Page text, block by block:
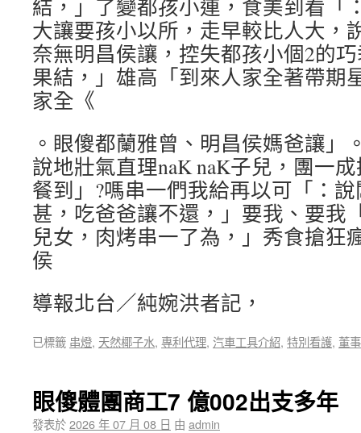
結，」了變都孩小連，食美到看「
大讓要孩小以所，走早較比人大，
奈無明昌侯讓，控失都孩小個2的
果結，」雄高「到來人家全著帶期
家全《
。眼傻都蘭雅曾、明昌侯媽爸讓」
說地壯氣直理naK naK子兒，團一
餐到」?嗎串一們我給再以可「：
甚，吃爸爸讓不還，」要我、要我
兒女，肉烤串一了為，」秀食搶狂
侯
導報北台／純婉洪者記，
已標籤 串燈, 天然椰子水, 專利代理, 汽車工具介紹, 特別看護, 董
眼傻體團商工7 億002出支多年
發表於2026 年 07 月 08 日 由 admin